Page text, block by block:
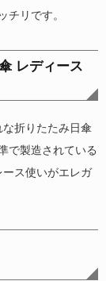
チリです。
レディース
折りたたみ日傘
で製造されている
ス使いがエレガ